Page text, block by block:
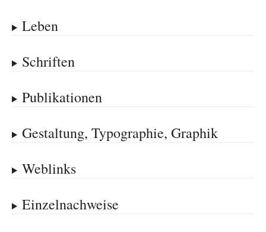
Leben
Schriften
Publikationen
Gestaltung, Typographie, Graphik
Weblinks
Einzelnachweise